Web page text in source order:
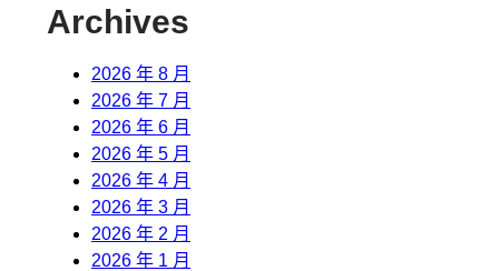
Archives
2026 年 8 月
2026 年 7 月
2026 年 6 月
2026 年 5 月
2026 年 4 月
2026 年 3 月
2026 年 2 月
2026 年 1 月